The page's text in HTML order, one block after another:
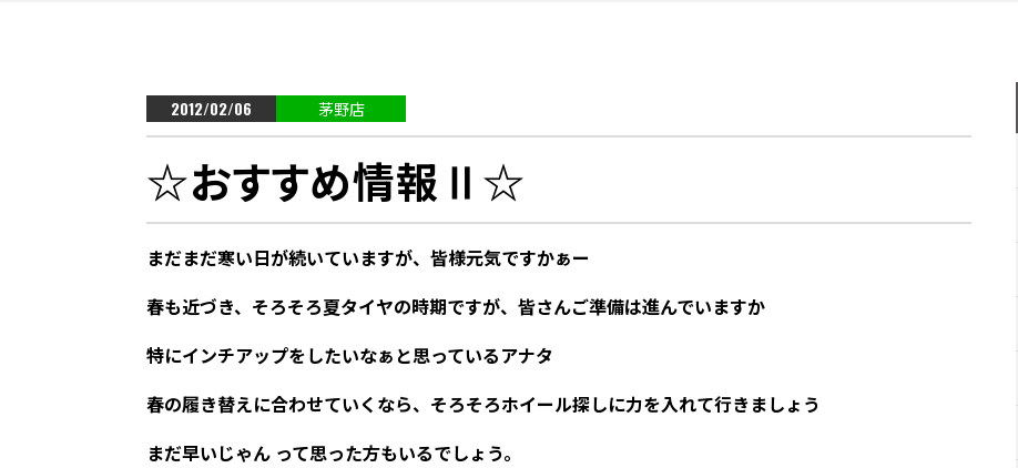
2012/02/06 茅野店
☆おすすめ情報Ⅱ☆
まだまだ寒い日が続いていますが、皆様元気ですかぁー
春も近づき、そろそろ夏タイヤの時期ですが、皆さんご準備は進んでいますか
特にインチアップをしたいなぁと思っているアナタ
春の履き替えに合わせていくなら、そろそろホイール探しに力を入れて行きましょう
まだ早いじゃん って思った方もいるでしょう。